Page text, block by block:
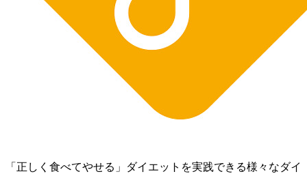
「正しく食べてやせる」ダイエットを実践できる様々なダイ